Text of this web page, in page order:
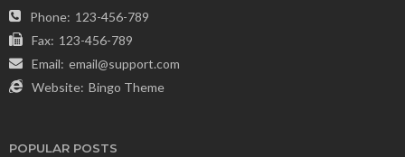
Phone: 123-456-789
Fax: 123-456-789
Email: email@support.com
Website: Bingo Theme
POPULAR POSTS